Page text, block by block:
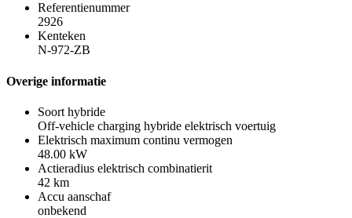
Referentienummer
2926
Kenteken
N-972-ZB
Overige informatie
Soort hybride
Off-vehicle charging hybride elektrisch voertuig
Elektrisch maximum continu vermogen
48.00 kW
Actieradius elektrisch combinatierit
42 km
Accu aanschaf
onbekend